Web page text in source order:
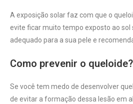
A exposição solar faz com que o
evite ficar muito tempo exposto ao
adequado para a sua pele e
Como prevenir o queloide?
Se você tem medo de desenvolver
de evitar a formação dessa lesão em